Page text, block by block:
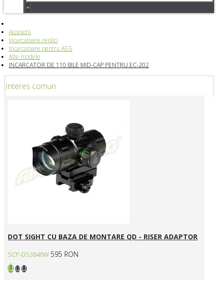
+
Accesorii
Incarcatoare replici
Incarcatoare pentru AEG
Alte modele
INCARCATOR DE 110 BILE MID-CAP PENTRU EC-202
Interes comun
DOT SIGHT CU BAZA DE MONTARE QD - RISER ADAPTOR
SCP-DS3840W595 RON